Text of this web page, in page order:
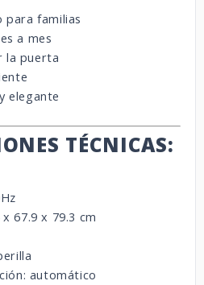
para familias
a mes
la puerta
elegante
TÉCNICAS:
67.9 x 79.3 cm
automático